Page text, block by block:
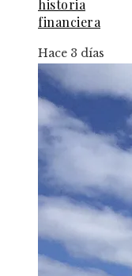
historia
financiera
Hace 3 días